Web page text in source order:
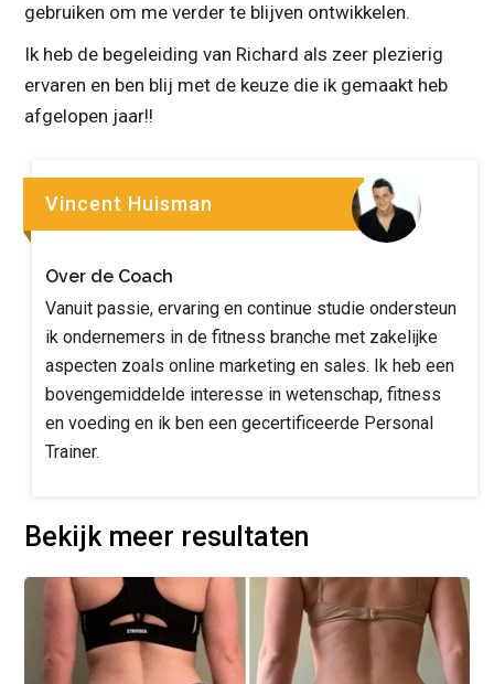
gebruiken om me verder te blijven ontwikkelen.
Ik heb de begeleiding van Richard als zeer plezierig
ervaren en ben blij met de keuze die ik gemaakt heb
afgelopen jaar!!
Vincent Huisman
Over de Coach
Vanuit passie, ervaring en continue studie ondersteun
ik ondernemers in de fitness branche met zakelijke
aspecten zoals online marketing en sales. Ik heb een
bovengemiddelde interesse in wetenschap, fitness
en voeding en ik ben een gecertificeerde Personal
Trainer.
Bekijk meer resultaten